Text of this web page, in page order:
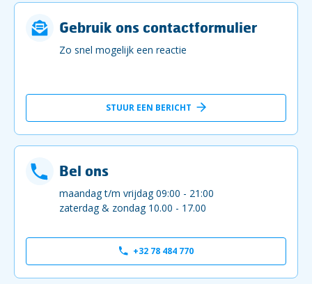
Gebruik ons contactformulier
Zo snel mogelijk een reactie
STUUR EEN BERICHT
Bel ons
maandag t/m vrijdag 09:00 - 21:00
zaterdag & zondag 10.00 - 17.00
+32 78 484 770